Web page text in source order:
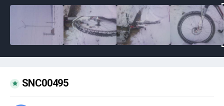
SNC00495